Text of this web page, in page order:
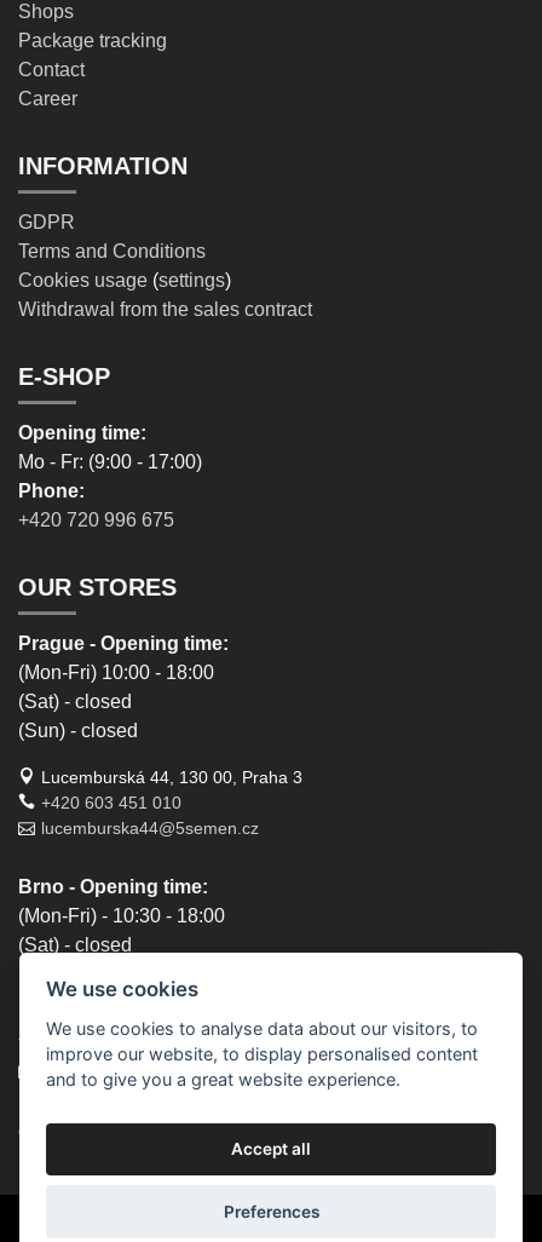
Shops
Package tracking
Contact
Career
INFORMATION
GDPR
Terms and Conditions
Cookies usage (settings)
Withdrawal from the sales contract
E-SHOP
Opening time:
Mo - Fr: (9:00 - 17:00)
Phone:
+420 720 996 675
OUR STORES
Prague - Opening time:
(Mon-Fri) 10:00 - 18:00
(Sat) - closed
(Sun) - closed
Lucemburská 44, 130 00, Praha 3
+420 603 451 010
lucemburska44@5semen.cz
Brno - Opening time:
(Mon-Fri) - 10:30 - 18:00
(Sat) - closed
Lidická 719/79, 602 00 Brno, Brno-střed-Veveří
+420 777 933 354
brno@5semen.cz
We accept online payments:
We use cookies
We use cookies to analyse data about our visitors, to
improve our website, to display personalised content
and to give you a great website experience.
Accept all
Preferences